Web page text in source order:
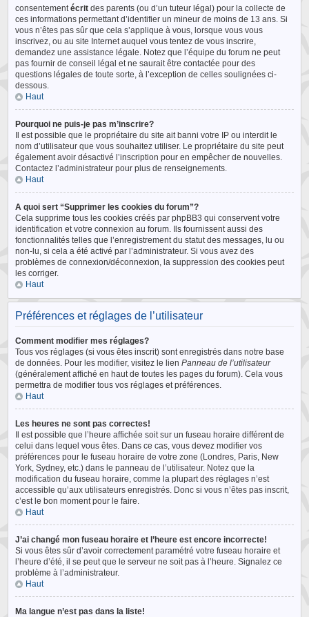
consentementécrit des parents (ou d’un tuteur légal) pour la collecte de
ces informations permettant d’identifier un mineur de moins de 13 ans. Si
vous n’êtes pas sûr que cela s’applique à vous, lorsque vous vous
inscrivez, ou au site Internet auquel vous tentez de vous inscrire,
demandez une assistance légale. Notez que l’équipe du forum ne peut
pas fournir de conseil légal et ne saurait être contactée pour des
questions légales de toute sorte, à l’exception de celles soulignées ci-
dessous.
Haut
Pourquoi ne puis-je pas m’inscrire?
Il est possible que le propriétaire du site ait banni votre IP ou interdit le
nom d’utilisateur que vous souhaitez utiliser. Le propriétaire du site peut
également avoir désactivé l’inscription pour en empêcher de nouvelles.
Contactez l’administrateur pour plus de renseignements.
Haut
A quoi sert “Supprimer les cookies du forum”?
Cela supprime tous les cookies créés par phpBB3 qui conservent votre
identification et votre connexion au forum. Ils fournissent aussi des
fonctionnalités telles que l’enregistrement du statut des messages, lu ou
non-lu, si cela a été activé par l’administrateur. Si vous avez des
problèmes de connexion/déconnexion, la suppression des cookies peut
les corriger.
Haut
Préférences et réglages de l’utilisateur
Comment modifier mes réglages?
Tous vos réglages (si vous êtes inscrit) sont enregistrés dans notre base
de données. Pour les modifier, visitez le lienPanneau de l’utilisateur
(généralement affiché en haut de toutes les pages du forum). Cela vous
permettra de modifier tous vos réglages et préférences.
Haut
Les heures ne sont pas correctes!
Il est possible que l’heure affichée soit sur un fuseau horaire différent de
celui dans lequel vous êtes. Dans ce cas, vous devez modifier vos
préférences pour le fuseau horaire de votre zone (Londres, Paris, New
York, Sydney, etc.) dans le panneau de l’utilisateur. Notez que la
modification du fuseau horaire, comme la plupart des réglages n’est
accessible qu’aux utilisateurs enregistrés. Donc si vous n’êtes pas inscrit,
c’est le bon moment pour le faire.
Haut
J’ai changé mon fuseau horaire et l’heure est encore incorrecte!
Si vous êtes sûr d’avoir correctement paramétré votre fuseau horaire et
l’heure d’été, il se peut que le serveur ne soit pas à l’heure. Signalez ce
problème à l’administrateur.
Haut
Ma langue n’est pas dans la liste!